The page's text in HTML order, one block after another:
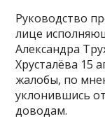
Руководство
лице
Александра
Хрусталёва 15
жалобы, по
уклонившись
доводам.